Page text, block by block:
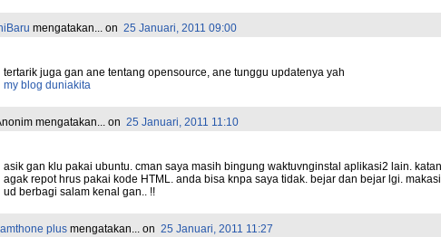
mengatakan... on 25 Januari, 2011 09:00
tertarik juga gan ane tentang opensource, ane tunggu updatenya yah
my blog duniakita
mengatakan... on 25 Januari, 2011 11:10
asik gan klu pakai ubuntu. cman saya masih bingung waktuvnginstal aplikasi2 lain.
agak repot hrus pakai kode HTML. anda bisa knpa saya tidak. bejar dan bejar lgi.
ud berbagi salam kenal gan.. !!
plus mengatakan... on 25 Januari, 2011 11:27